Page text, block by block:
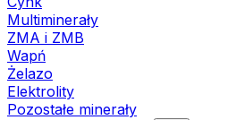
Multiminerały
ZMA i ZMB
Wapń
Żelazo
Elektrolity
Pozostałe minerały